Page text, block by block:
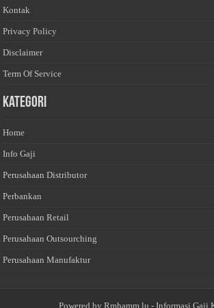
Kontak
Privacy Policy
Disclaimer
Term Of Service
Kategori
Home
Info Gaji
Perusahaan Distributor
Perbankan
Perusahaan Retail
Perusahaan Outsourching
Perusahaan Manufaktur
Powered by Rmhamm.lu - Informasi Gaji